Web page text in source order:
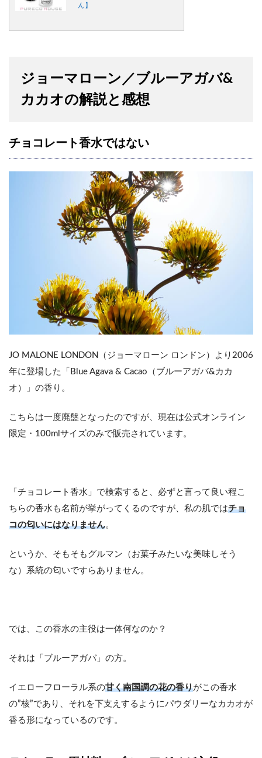
ん】
ジョーマローン／ブルーアガバ&
カカオの解説と感想
チョコレート香水ではない
JO MALONE LONDON（ジョーマローン ロンドン）より2006
年に登場した「Blue Agava & Cacao（ブルーアガバ&カカ
オ）」の香り。
こちらは一度廃盤となったのですが、現在は公式オンライン
限定・100mlサイズのみで販売されています。
「チョコレート香水」で検索すると、必ずと言って良い程こ
ちらの香水も名前が挙がってくるのですが、私の肌ではチョ
コの匂いにはなりません。
というか、そもそもグルマン（お菓子みたいな美味しそう
な）系統の匂いですらありません。
では、この香水の主役は一体何なのか？
それは「ブルーアガバ」の方。
イエローフローラル系の甘く南国調の花の香りがこの香水
の”核”であり、それを下支えするようにパウダリーなカカオが
香る形になっているのです。